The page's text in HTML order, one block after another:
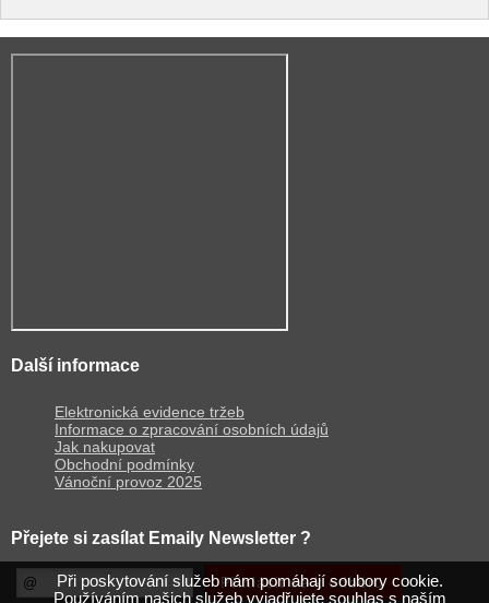
Další informace
Elektronická evidence tržeb
Informace o zpracování osobních údajů
Jak nakupovat
Obchodní podmínky
Vánoční provoz 2025
Přejete si zasílat Emaily Newsletter ?
Při poskytování služeb nám pomáhají soubory cookie.
Používáním našich služeb vyjadřujete souhlas s naším